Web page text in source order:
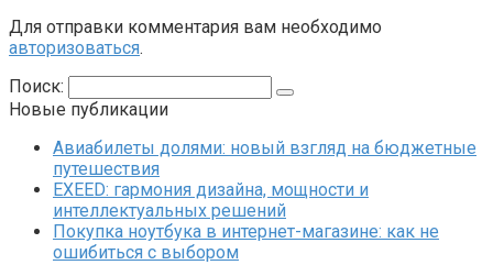
Для отправки комментария вам необходимо
авторизоваться.
Поиск:
Новые публикации
Авиабилеты долями: новый взгляд на бюджетные
путешествия
EXEED: гармония дизайна, мощности и
интеллектуальных решений
Покупка ноутбука в интернет-магазине: как не
ошибиться с выбором